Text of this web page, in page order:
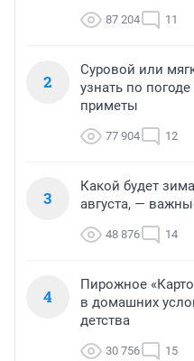
87 204 11
2
Суровой или
узнать по
приметы
77 904 12
3
Какой будет
августа, —
48 876 14
4
Пирожное
в домашних
детства
30 756 15